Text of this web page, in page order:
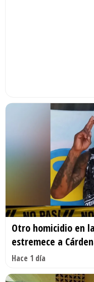
Otro homicidio en
estremece a
Hace 1 día